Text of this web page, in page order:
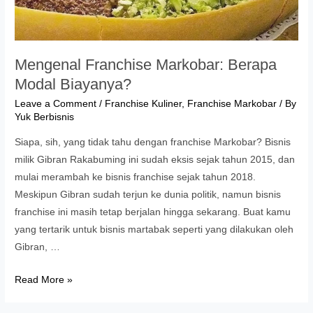
Mengenal Franchise Markobar: Berapa
Modal Biayanya?
Leave a Comment / Franchise Kuliner, Franchise Markobar / By
Yuk Berbisnis
Siapa, sih, yang tidak tahu dengan franchise Markobar? Bisnis
milik Gibran Rakabuming ini sudah eksis sejak tahun 2015, dan
mulai merambah ke bisnis franchise sejak tahun 2018.
Meskipun Gibran sudah terjun ke dunia politik, namun bisnis
franchise ini masih tetap berjalan hingga sekarang. Buat kamu
yang tertarik untuk bisnis martabak seperti yang dilakukan oleh
Gibran, …
Mengenal
Read More »